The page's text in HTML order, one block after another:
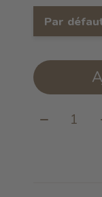
Par
Quantité: